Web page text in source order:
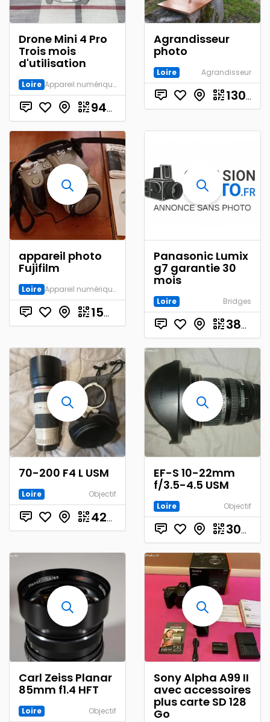
Drone Mini 4 Pro
Trois mois
d'utilisation
Loire Appareil numérique
945.00 €
Agrandisseur
photo
Loire Agrandisseur
130.00
appareil photo
Fujifilm
Loire Appareil numérique
150.00
Panasonic Lumix
g7 garantie 30
mois
Loire Bridges
380.00
70-200 F4 L USM
Loire Objectif
420.00 €
EF-S 10-22mm
f/3.5-4.5 USM
Loire Objectif
300.00
Carl Zeiss Planar
85mm f1.4 HFT
Loire Objectif
Sony Alpha A99 II
avec accessoires
plus carte SD 128
Go